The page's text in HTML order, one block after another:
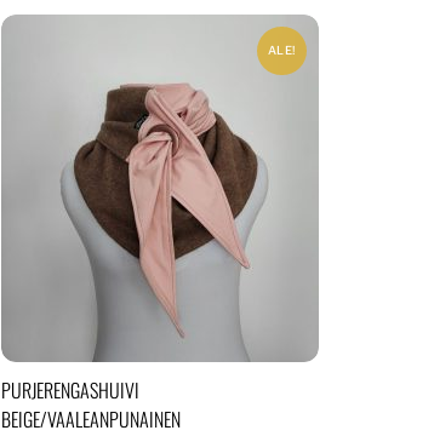
ALE!
PURJERENGASHUIVI
BEIGE/VAALEANPUNAINEN